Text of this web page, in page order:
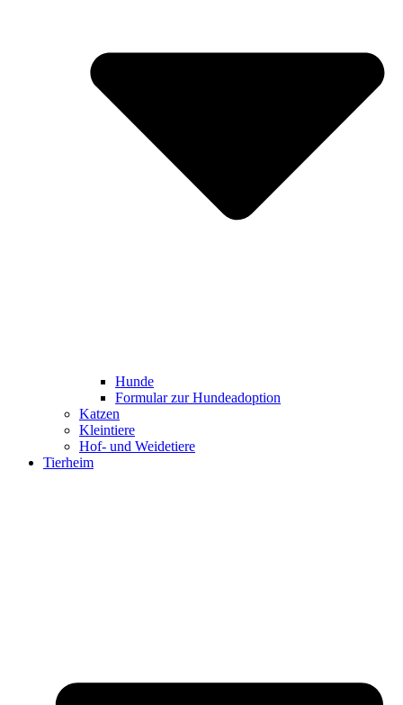
Hunde
Formular zur Hundeadoption
Katzen
Kleintiere
Hof- und Weidetiere
Tierheim